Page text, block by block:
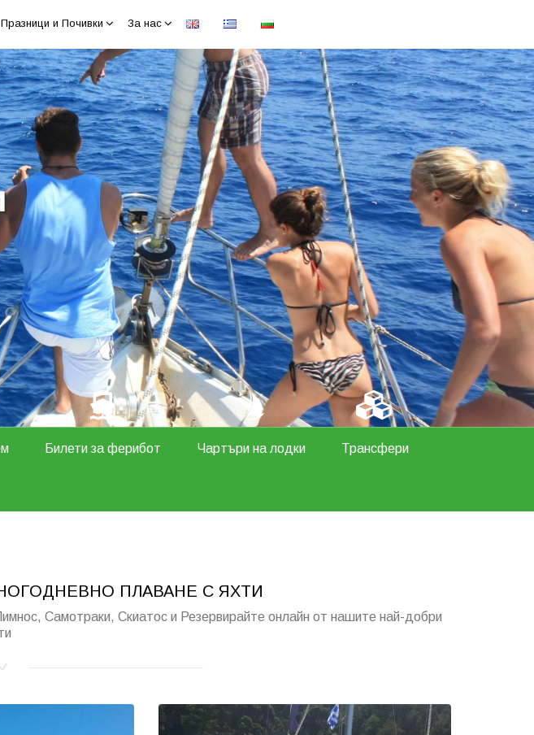
Празници и Почивки За нас
Билети за ферибот Чартъри на лодки Трансфери
ПЛАВАНЕ С ЯХТИ
Самотраки, Скиатос и Резервирайте онлайн от нашите най-добри